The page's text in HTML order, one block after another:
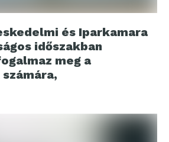
és Iparkamara
időszakban
meg a